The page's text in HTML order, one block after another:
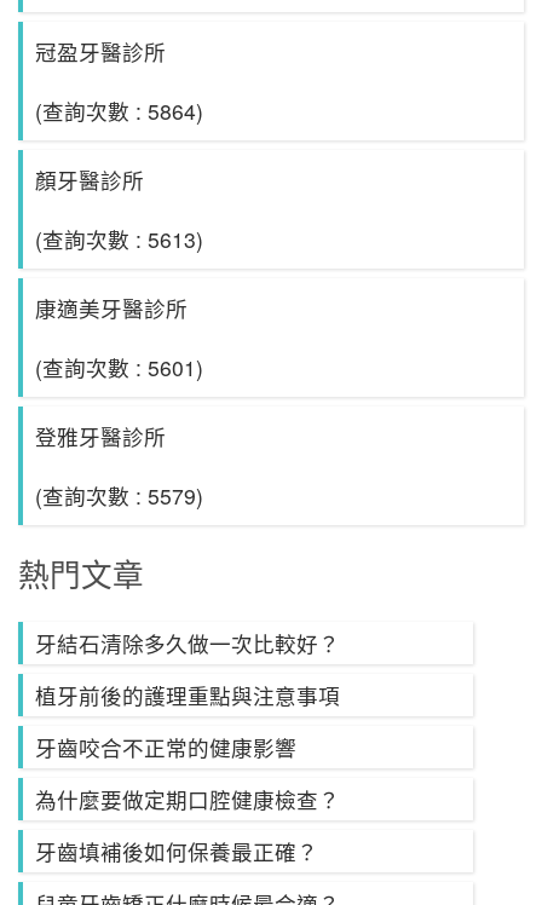
冠盈牙醫診所
(查詢次數 : 5864)
顏牙醫診所
(查詢次數 : 5613)
康適美牙醫診所
(查詢次數 : 5601)
登雅牙醫診所
(查詢次數 : 5579)
熱門文章
牙結石清除多久做一次比較好？
植牙前後的護理重點與注意事項
牙齒咬合不正常的健康影響
為什麼要做定期口腔健康檢查？
牙齒填補後如何保養最正確？